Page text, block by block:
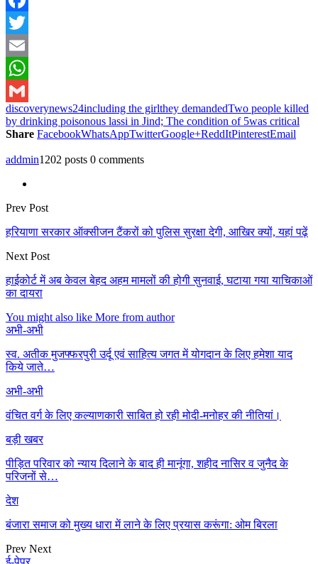
Facebook
Twitter
Email
WhatsApp
Gmail
discoverynews24including the girlthey demandedTwo people killed
by drinking poisonous lassi in Jind; The condition of 5was critical
Share FacebookWhatsAppTwitterGoogle+ReddItPinterestEmail
addmin1202 posts 0 comments
Prev Post
हरियाणा सरकार ऑक्सीजन टैंकरों को पुलिस सुरक्षा देगी, आखिर क्यों, यहां पढ़ें
Next Post
हाईकोर्ट में अब केवल बेहद अहम मामलों की होगी सुनवाई, घटाया गया याचिकाओं
का दायरा
You might also like More from author
अभी-अभी
स्व. अतीक मुजफ्फरपुरी उर्दू एवं साहित्य जगत में योगदान के लिए हमेशा याद
किये जाते…
अभी-अभी
वंचित वर्ग के लिए कल्याणकारी साबित हो रही मोदी-मनोहर की नीतियां।
बड़ी खबर
पीड़ित परिवार को न्याय दिलाने के बाद ही मानूंगा, शहीद नासिर व जुनैद के
परिजनों से…
देश
बंजारा समाज को मुख्य धारा में लाने के लिए प्रयास करूंगा: ओम बिरला
Prev Next
ई-पेपर